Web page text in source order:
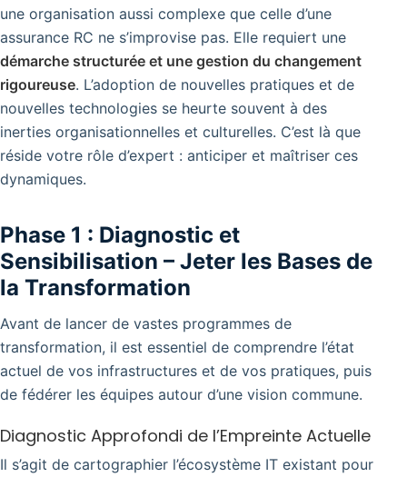
une organisation aussi complexe que celle d’une
assurance RC ne s’improvise pas. Elle requiert une
démarche structurée et une gestion du changement
rigoureuse. L’adoption de nouvelles pratiques et de
nouvelles technologies se heurte souvent à des
inerties organisationnelles et culturelles. C’est là que
réside votre rôle d’expert : anticiper et maîtriser ces
dynamiques.
Phase 1 : Diagnostic et
Sensibilisation – Jeter les Bases de
la Transformation
Avant de lancer de vastes programmes de
transformation, il est essentiel de comprendre l’état
actuel de vos infrastructures et de vos pratiques, puis
de fédérer les équipes autour d’une vision commune.
Diagnostic Approfondi de l’Empreinte Actuelle
Il s’agit de cartographier l’écosystème IT existant pour